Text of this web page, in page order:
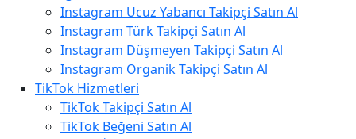
Instagram Ucuz Yabancı Takipçi Satın Al
Instagram Türk Takipçi Satın Al
Instagram Düşmeyen Takipçi Satın Al
Instagram Organik Takipçi Satın Al
TikTok Hizmetleri
TikTok Takipçi Satın Al
TikTok Beğeni Satın Al